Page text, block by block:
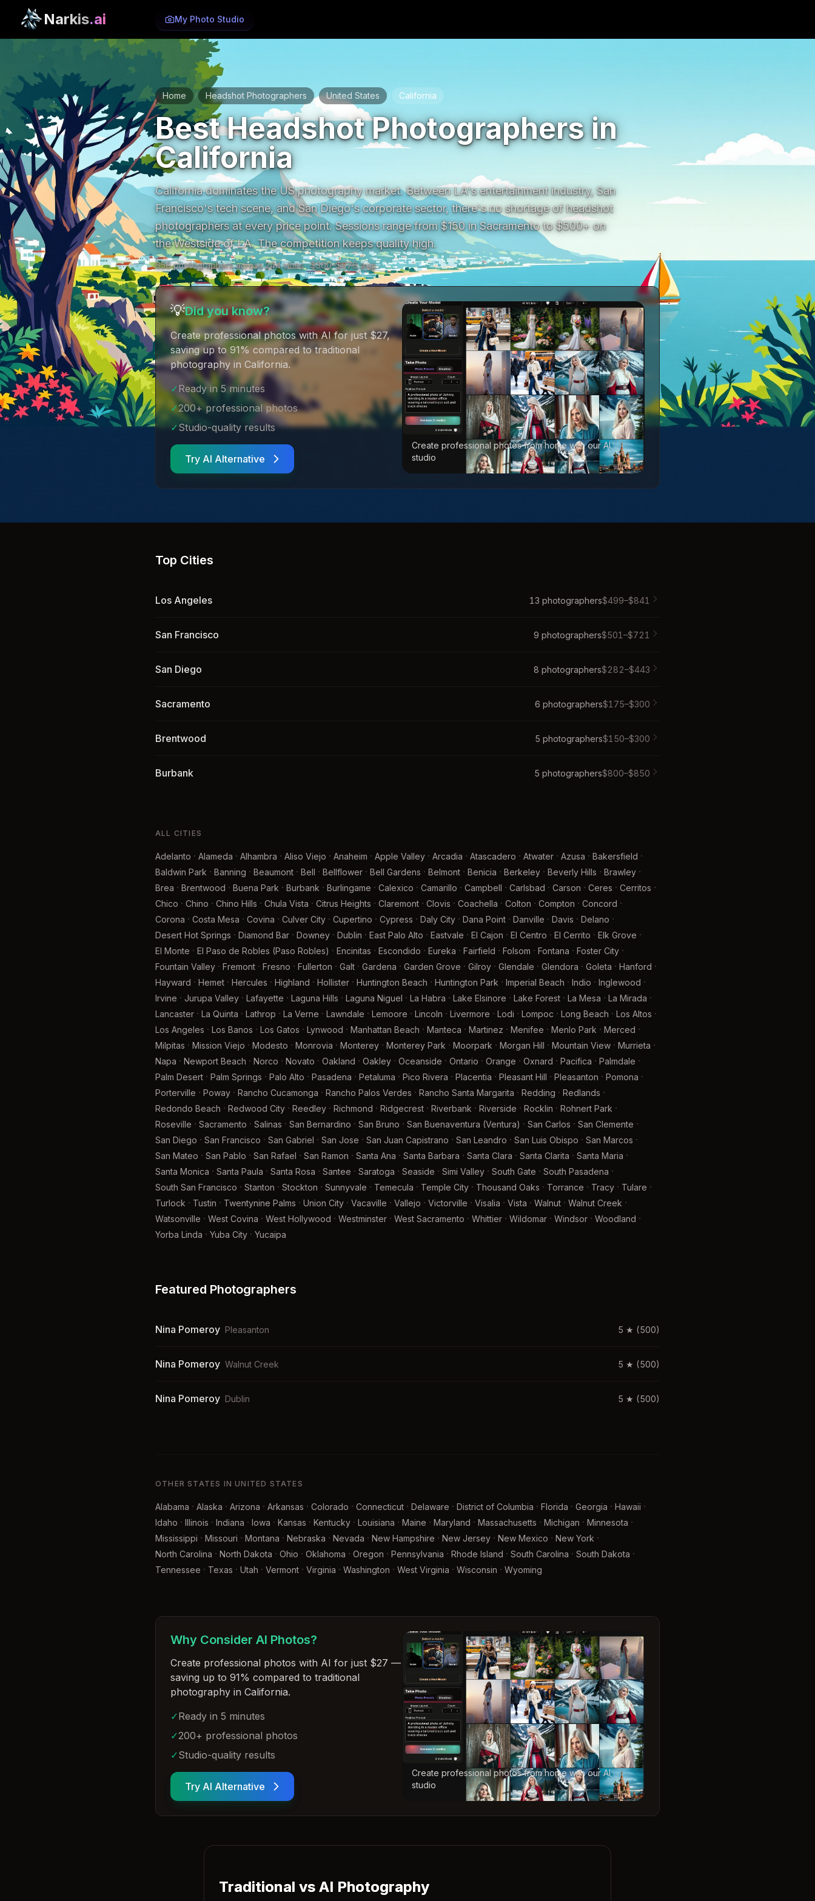
Narkis.ai My Photo Studio
Home / Headshot Photographers / United States / California
Best Headshot Photographers in
California
California dominates the US photography market. Between LA's entertainment industry, San
Francisco's tech scene, and San Diego's corporate sector, there's no shortage of headshot
photographers at every price point. Sessions range from $150 in Sacramento to $500+ on
the Westside of LA. The competition keeps quality high.
656 photographers across 244 cities · $300–$676 avg
💡Did you know?
Create professional photos with AI for just $27,
saving up to 91% compared to traditional
photography in California.
✓Ready in 5 minutes
✓200+ professional photos
✓Studio-quality results
Try AI Alternative
Create professional photos from home with our AI
studio
Top Cities
Los Angeles 13 photographers$499–$841
San Francisco 9 photographers$501 –$721
San Diego 8 photographers$282–$443
Sacramento 6 photographers$175–$300
Brentwood 5 photographers$150–$300
Burbank 5 photographers$800–$850
ALL CITIES
Adelanto · Alameda · Alhambra · Aliso Viejo · Anaheim · Apple Valley · Arcadia · Atascadero · Atwater · Azusa · Bakersfield ·
Baldwin Park · Banning · Beaumont · Bell · Bellflower · Bell Gardens · Belmont · Benicia · Berkeley · Beverly Hills · Brawley ·
Brea · Brentwood · Buena Park · Burbank · Burlingame · Calexico · Camarillo · Campbell · Carlsbad · Carson · Ceres · Cerritos ·
Chico · Chino · Chino Hills · Chula Vista · Citrus Heights · Claremont · Clovis · Coachella · Colton · Compton · Concord ·
Corona · Costa Mesa · Covina · Culver City · Cupertino · Cypress · Daly City · Dana Point · Danville · Davis · Delano ·
Desert Hot Springs · Diamond Bar · Downey · Dublin · East Palo Alto · Eastvale · El Cajon · El Centro · El Cerrito · Elk Grove ·
El Monte · El Paso de Robles (Paso Robles) · Encinitas · Escondido · Eureka · Fairfield · Folsom · Fontana · Foster City ·
Fountain Valley · Fremont · Fresno · Fullerton · Galt · Gardena · Garden Grove · Gilroy · Glendale · Glendora · Goleta · Hanford ·
Hayward · Hemet · Hercules · Highland · Hollister · Huntington Beach · Huntington Park · Imperial Beach · Indio · Inglewood ·
Irvine · Jurupa Valley · Lafayette · Laguna Hills · Laguna Niguel · La Habra · Lake Elsinore · Lake Forest · La Mesa · La Mirada ·
Lancaster · La Quinta · Lathrop · La Verne · Lawndale · Lemoore · Lincoln · Livermore · Lodi · Lompoc · Long Beach · Los Altos ·
Los Angeles · Los Banos · Los Gatos · Lynwood · Manhattan Beach · Manteca · Martinez · Menifee · Menlo Park · Merced ·
Milpitas · Mission Viejo · Modesto · Monrovia · Monterey · Monterey Park · Moorpark · Morgan Hill · Mountain View · Murrieta ·
Napa · Newport Beach · Norco · Novato · Oakland · Oakley · Oceanside · Ontario · Orange · Oxnard · Pacifica · Palmdale ·
Palm Desert · Palm Springs · Palo Alto · Pasadena · Petaluma · Pico Rivera · Placentia · Pleasant Hill · Pleasanton · Pomona ·
Porterville · Poway · Rancho Cucamonga · Rancho Palos Verdes · Rancho Santa Margarita · Redding · Redlands ·
Redondo Beach · Redwood City · Reedley · Richmond · Ridgecrest · Riverbank · Riverside · Rocklin · Rohnert Park ·
Roseville · Sacramento · Salinas · San Bernardino · San Bruno · San Buenaventura (Ventura) · San Carlos · San Clemente ·
San Diego · San Francisco · San Gabriel · San Jose · San Juan Capistrano · San Leandro · San Luis Obispo · San Marcos ·
San Mateo · San Pablo · San Rafael · San Ramon · Santa Ana · Santa Barbara · Santa Clara · Santa Clarita · Santa Maria ·
Santa Monica · Santa Paula · Santa Rosa · Santee · Saratoga · Seaside · Simi Valley · South Gate · South Pasadena ·
South San Francisco · Stanton · Stockton · Sunnyvale · Temecula · Temple City · Thousand Oaks · Torrance · Tracy · Tulare ·
Turlock · Tustin · Twentynine Palms · Union City · Vacaville · Vallejo · Victorville · Visalia · Vista · Walnut · Walnut Creek ·
Watsonville · West Covina · West Hollywood · Westminster · West Sacramento · Whittier · Wildomar · Windsor · Woodland ·
Yorba Linda · Yuba City · Yucaipa
Featured Photographers
Nina Pomeroy Pleasanton 5 ★ (500)
Nina Pomeroy Walnut Creek 5 ★ (500)
Nina Pomeroy Dublin 5 ★ (500)
OTHER STATES IN UNITED STATES
Alabama · Alaska · Arizona · Arkansas · Colorado · Connecticut · Delaware · District of Columbia · Florida · Georgia · Hawaii ·
Idaho · Illinois · Indiana · Iowa · Kansas · Kentucky · Louisiana · Maine · Maryland · Massachusetts · Michigan · Minnesota ·
Mississippi · Missouri · Montana · Nebraska · Nevada · New Hampshire · New Jersey · New Mexico · New York ·
North Carolina · North Dakota · Ohio · Oklahoma · Oregon · Pennsylvania · Rhode Island · South Carolina · South Dakota ·
Tennessee · Texas · Utah · Vermont · Virginia · Washington · West Virginia · Wisconsin · Wyoming
Why Consider AI Photos?
Create professional photos with AI for just $27 —
saving up to 91% compared to traditional
photography in California.
✓Ready in 5 minutes
✓200+ professional photos
✓Studio-quality results
Try AI Alternative
Create professional photos from home with our AI
studio
Traditional vs AI Photography